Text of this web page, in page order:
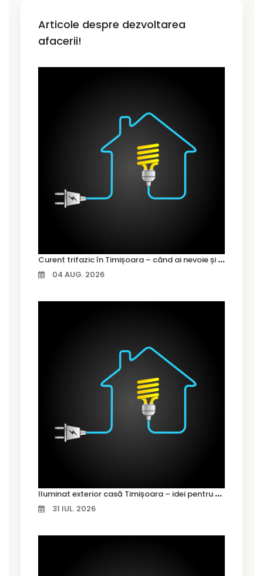
Articole despre dezvoltarea
afacerii!
C
urent trifazic în Timișoara – când ai nevoie și cum îl alegi
04 AUG. 2026
I
luminat exterior casă Timișoara – idei pentru siguranță și confort
31 IUL. 2026